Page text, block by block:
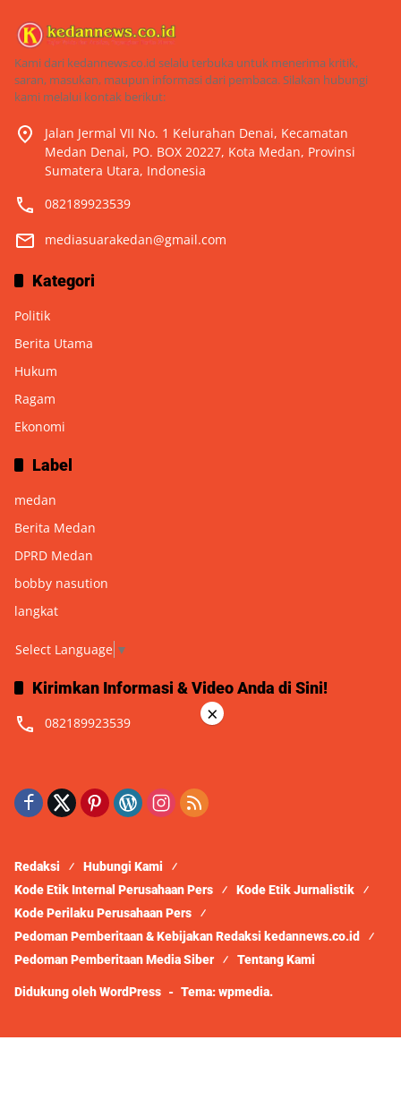
Kami dari kedannews.co.id selalu terbuka untuk menerima kritik,
saran, masukan, maupun informasi dari pembaca. Silakan hubungi
kami melalui kontak berikut:
Jalan Jermal VII No. 1 Kelurahan Denai, Kecamatan
Medan Denai, PO. BOX 20227, Kota Medan, Provinsi
Sumatera Utara, Indonesia
082189923539
mediasuarakedan@gmail.com
Kategori
Politik
Berita Utama
Hukum
Ragam
Ekonomi
Label
medan
Berita Medan
DPRD Medan
bobby nasution
langkat
Select Language ▼
Kirimkan Informasi & Video Anda di Sini!
082189923539
Redaksi
Hubungi Kami
Kode Etik Internal Perusahaan Pers
Kode Etik Jurnalistik
Kode Perilaku Perusahaan Pers
Pedoman Pemberitaan & Kebijakan Redaksi kedannews.co.id
Pedoman Pemberitaan Media Siber
Tentang Kami
Didukung oleh WordPress - Tema: wpmedia.
×